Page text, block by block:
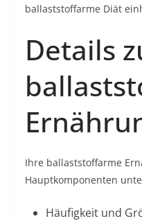
ballaststoffarme Diät
Details
Ihre ballaststoffarme
Hauptkomponenten
Häufigkeit und